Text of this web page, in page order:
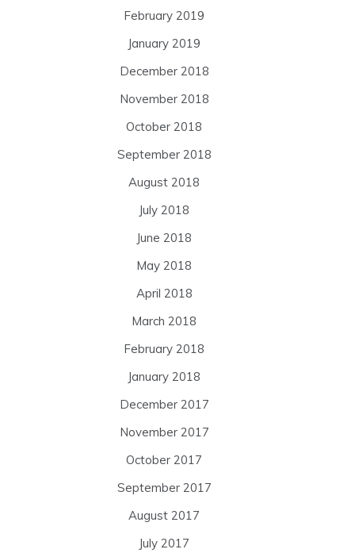
February 2019
January 2019
December 2018
November 2018
October 2018
September 2018
August 2018
July 2018
June 2018
May 2018
April 2018
March 2018
February 2018
January 2018
December 2017
November 2017
October 2017
September 2017
August 2017
July 2017